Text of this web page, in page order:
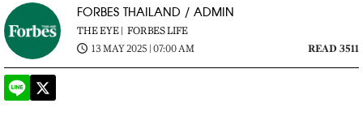
FORBES THAILAND / ADMIN
THE EYE | FORBES LIFE
13 MAY 2025 | 07:00 AM
READ 3511